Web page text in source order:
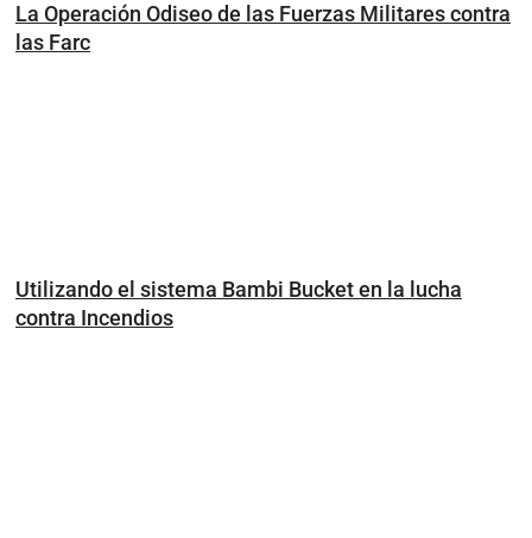
La Operación Odiseo de las Fuerzas Militares contra
las Farc
Utilizando el sistema Bambi Bucket en la lucha
contra Incendios